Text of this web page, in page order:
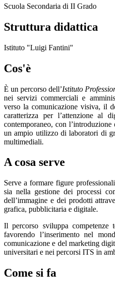
Scuola Secondaria di II Grado
Struttura didattica
Istituto "Luigi Fantini"
Cos'è
È un percorso dell’Istituto
nei servizi commerciali e
verso la comunicazione visiva, il
caratterizza per l’attenzione al
contemporaneo, con
un ampio utilizzo di laboratori di
multimediali.
A cosa serve
Serve a formare figure
sia nella gestione dei processi
dell’immagine e dei prodotti
grafica, pubblicitaria e digitale.
Il percorso sviluppa competenze
favorendo l’inserimento nel
comunicazione e del marketing
universitari e nei percorsi ITS in
Come si fa